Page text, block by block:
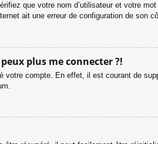
que votre nom d’utilisateur et votre
ait une erreur de configuration de son
plus me connecter ?!
votre compte. En effet, il est courant de